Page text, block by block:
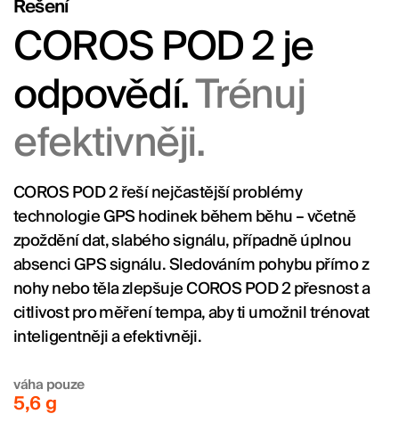
Řešení
COROS POD 2 je
odpovědí.Trénuj
efektivněji.
COROS POD 2 řeší nejčastější problémy
technologie GPS hodinek během běhu – včetně
zpoždění dat, slabého signálu, případně úplnou
absenci GPS signálu. Sledováním pohybu přímo z
nohy nebo těla zlepšuje COROS POD 2 přesnost a
citlivost pro měření tempa, aby ti umožnil trénovat
inteligentněji a efektivněji.
váha pouze
5,6 g